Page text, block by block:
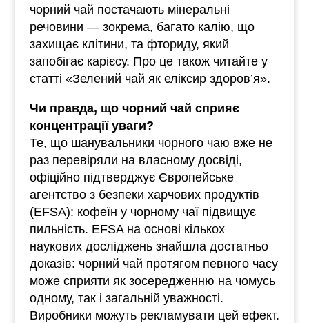
чорний чай постачають мінеральні
речовини — зокрема, багато калію, що
захищає клітини, та фториду, який
запобігає карієсу. Про це також читайте у
статті «Зелений чай як еліксир здоров’я».
Чи правда, що чорний чай сприяє
концентрації уваги?
Те, що шанувальники чорного чаю вже не
раз перевіряли на власному досвіді,
офіційно підтверджує Європейське
агентство з безпеки харчових продуктів
(EFSA): кофеїн у чорному чаї підвищує
пильність. EFSA на основі кількох
наукових досліджень знайшла достатньо
доказів: чорний чай протягом певного часу
може сприяти як зосередженню на чомусь
одному, так і загальній уважності.
Виробники можуть рекламувати цей ефект.